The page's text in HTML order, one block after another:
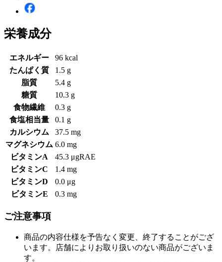
栄養成分
エネルギー
96 kcal
たんぱく質
1.5 g
脂質
5.4 g
糖質
10.3 g
食物繊維
0.3 g
食塩相当量
0.1 g
カルシウム
37.5 mg
マグネシウム 6.0 mg
ビタミンA
45.3 μgRAE
ビタミンC
1.4 mg
ビタミンD
0.0 μg
ビタミンE
0.3 mg
ご注意事項
商品の内容仕様を予告なく変更、終了することがござ
います。店舗によりお取り扱いのない商品がございま
す。